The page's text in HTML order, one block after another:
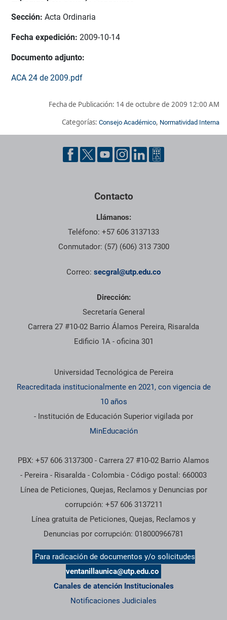
Sección: Acta Ordinaria
Fecha expedición: 2009-10-14
Documento adjunto:
ACA 24 de 2009.pdf
Fecha de Publicación: 14 de octubre de 2009 12:00 AM
Categorías: Consejo Académico, Normatividad Interna
Pie de página con información de contacto, redes sociales y
Contacto
Llámanos:
Teléfono: +57 606 3137133
Conmutador: (57) (606) 313 7300
Correo: secgral@utp.edu.co
Dirección:
Secretaría General
Carrera 27 #10-02 Barrio Álamos Pereira, Risaralda
Edificio 1A - oficina 301
Información institucional
Universidad Tecnológica de Pereira
Reacreditada institucionalmente en 2021, con vigencia de
10 años
- Institución de Educación Superior vigilada por
MinEducación
PBX: +57 606 3137300 - Carrera 27 #10-02 Barrio Alamos
- Pereira - Risaralda - Colombia - Código postal: 660003
Línea de Peticiones, Quejas, Reclamos y Denuncias por
corrupción: +57 606 3137211
Línea gratuita de Peticiones, Quejas, Reclamos y
Denuncias por corrupción: 018000966781
Para radicación de documentos y/o solicitudes
ventanillaunica@utp.edu.co
Canales de atención Institucionales
Notificaciones Judiciales